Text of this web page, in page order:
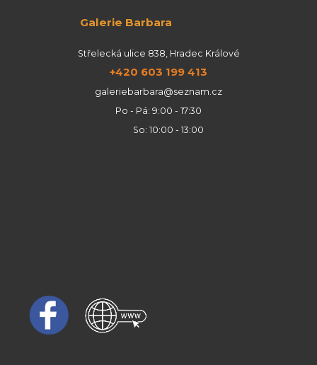
Galerie Barbara
Střelecká ulice 838, Hradec Králové
+420 603 199 413
galeriebarbara@seznam.cz
Po - Pá: 9:00 - 17:30
So: 10:00 - 13:00